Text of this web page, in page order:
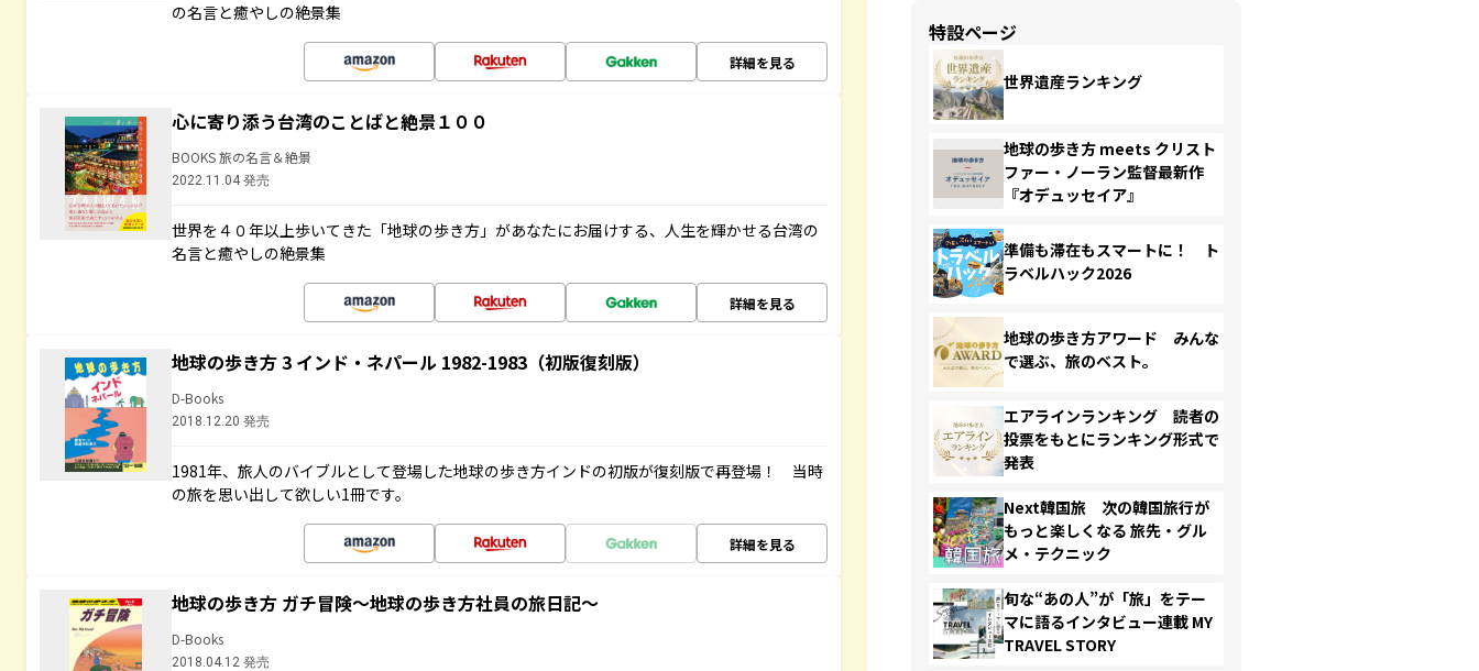
の名言と癒やしの絶景集
詳細を見る
心に寄り添う台湾のことばと絶景１００
BOOKS 旅の名言＆絶景
2022.11.04 発売
世界を４０年以上歩いてきた「地球の歩き方」があなたにお届けする、人生を輝かせる台湾の
名言と癒やしの絶景集
詳細を見る
地球の歩き方 3 インド・ネパール 1982-1983（初版復刻版）
D-Books
2018.12.20 発売
1981年、旅人のバイブルとして登場した地球の歩き方インドの初版が復刻版で再登場！ 当時
の旅を思い出して欲しい1冊です。
詳細を見る
地球の歩き方 ガチ冒険～地球の歩き方社員の旅日記～
D-Books
2018.04.12 発売
特設ページ
世界遺産ランキング
地球の歩き方 meets クリスト
ファー・ノーラン監督最新作
『オデュッセイア』
準備も滞在もスマートに！ ト
ラベルハック2026
地球の歩き方アワード みんな
で選ぶ、旅のベスト。
エアラインランキング 読者の
投票をもとにランキング形式で
発表
Next韓国旅 次の韓国旅行が
もっと楽しくなる 旅先・グル
メ・テクニック
旬な“あの人”が「旅」をテー
マに語るインタビュー連載 MY
TRAVEL STORY